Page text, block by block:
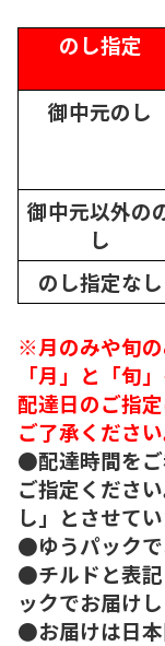
のし指定
御中元のし
御中元以外の
し
のし指定なし
※月のみや旬
「月」と「旬
配達日のご指
ご了承ください
●配達時間をご
ご指定くださ
し」とさせてい
●ゆうパックで
●チルドと表
ックでお届けし
●お届けは日本